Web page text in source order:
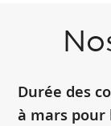
Durée des
à mars